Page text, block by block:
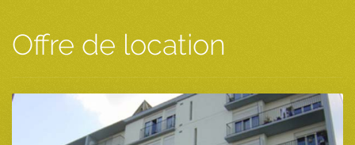
Offre de location